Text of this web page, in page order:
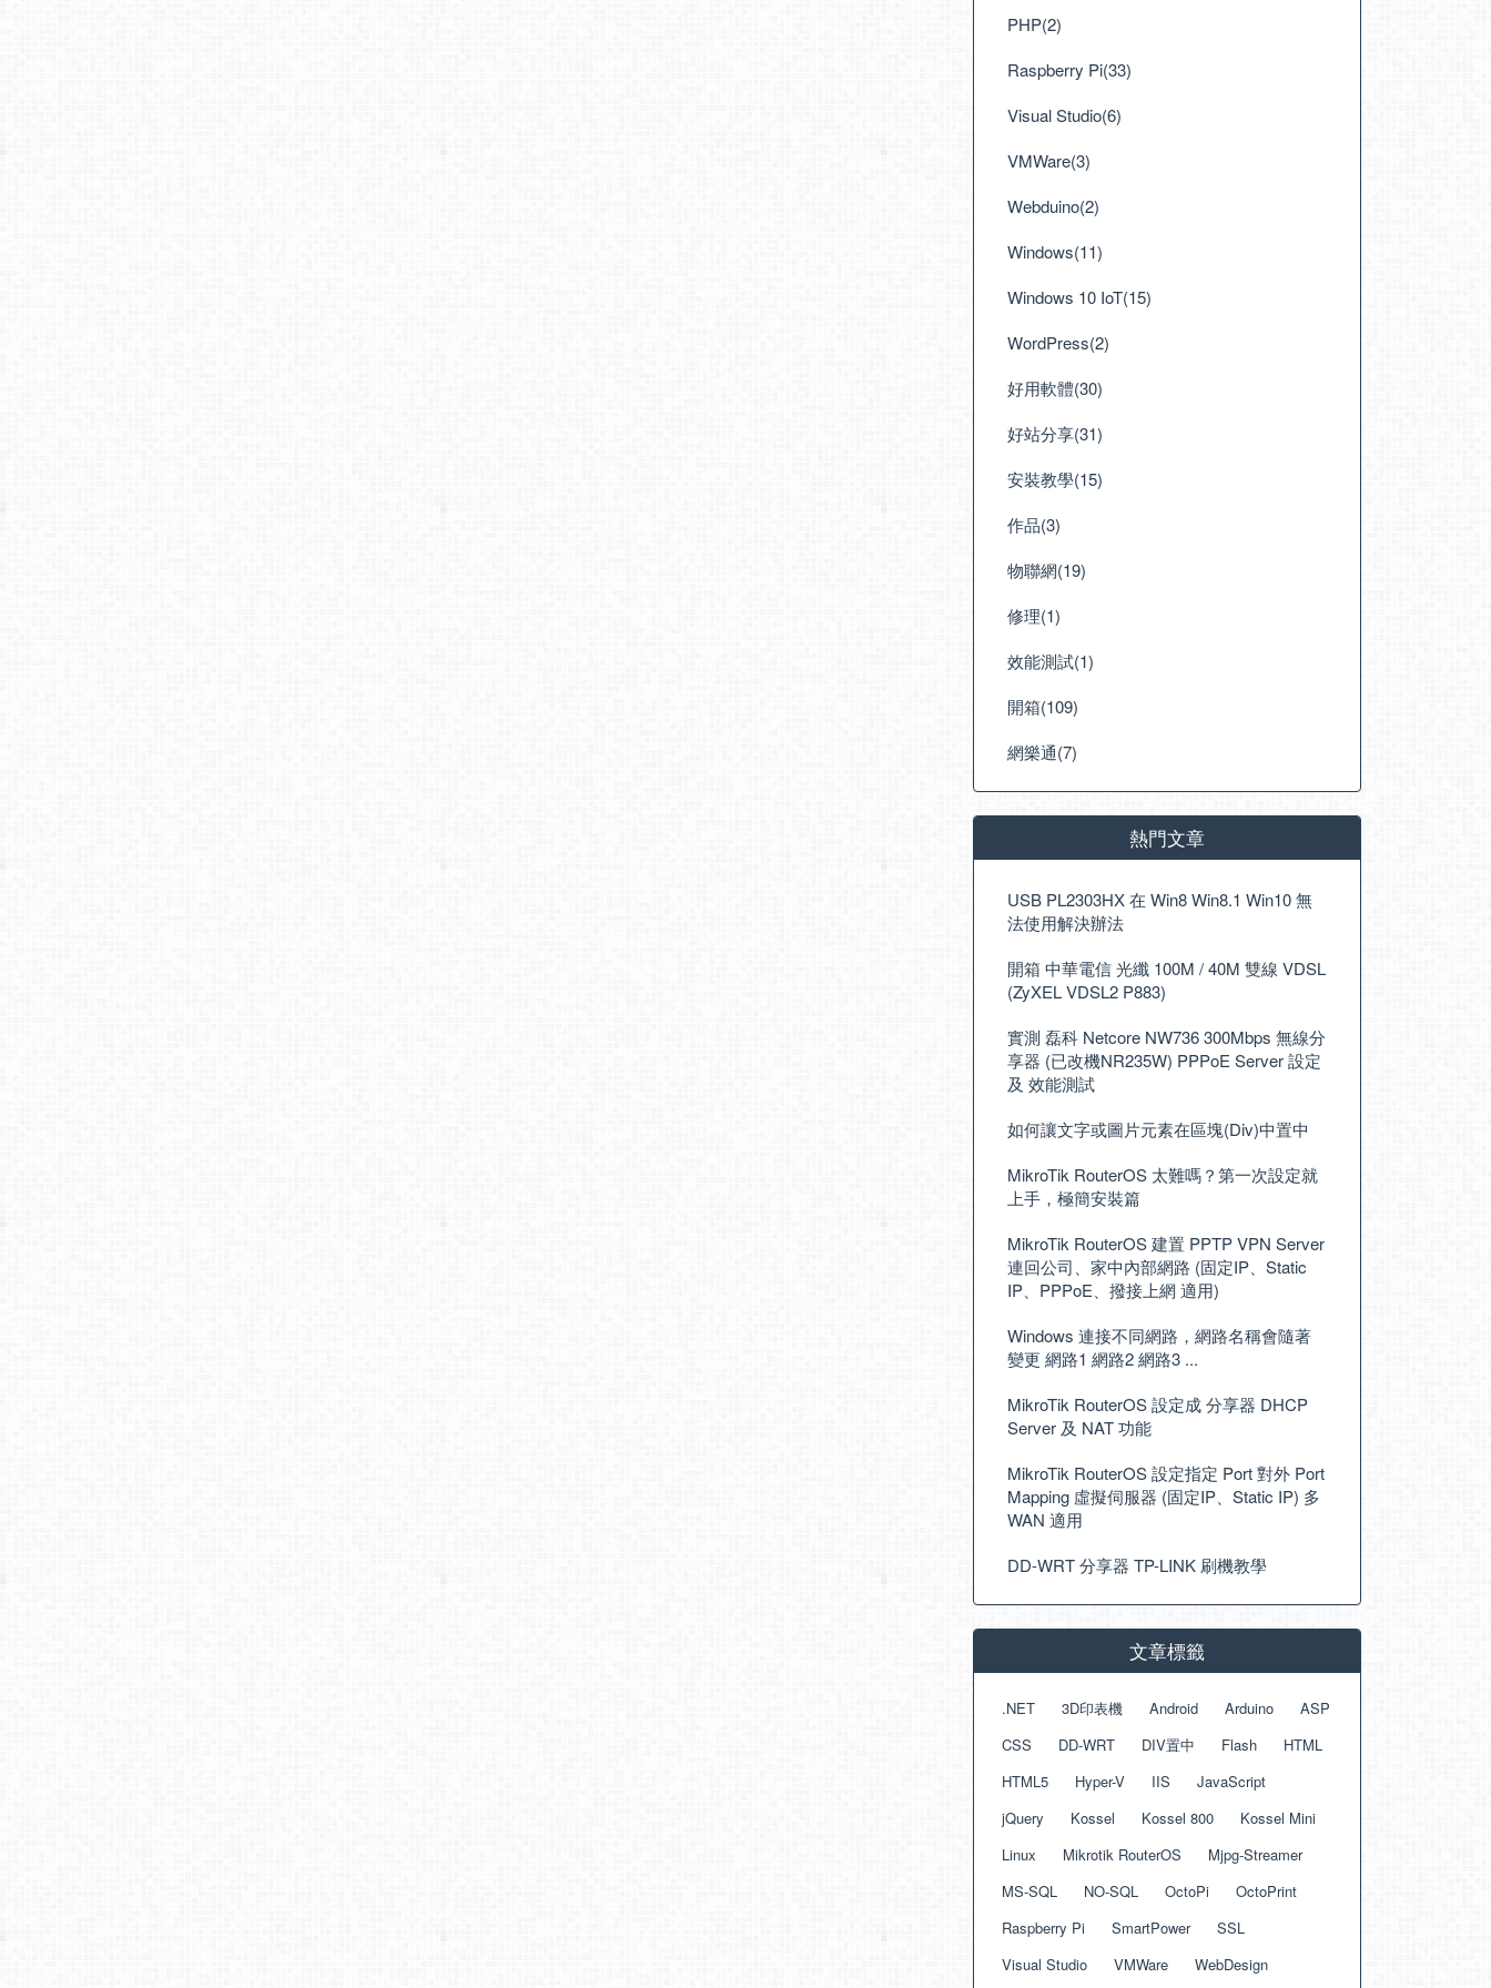
PHP(2)
Raspberry Pi(33)
Visual Studio(6)
VMWare(3)
Webduino(2)
Windows(11)
Windows 10 IoT(15)
WordPress(2)
好用軟體(30)
好站分享(31)
安裝教學(15)
作品(3)
物聯網(19)
修理(1)
效能測試(1)
開箱(109)
網樂通(7)
熱門文章
USB PL2303HX 在 Win8 Win8.1 Win10 無
法使用解決辦法
開箱 中華電信 光纖 100M / 40M 雙線 VDSL
(ZyXEL VDSL2 P883)
實測 磊科 Netcore NW736 300Mbps 無線分
享器 (已改機NR235W) PPPoE Server 設定
及 效能測試
如何讓文字或圖片元素在區塊(Div)中置中
MikroTik RouterOS 太難嗎？第一次設定就
上手，極簡安裝篇
MikroTik RouterOS 建置 PPTP VPN Server
連回公司、家中內部網路 (固定IP、Static
IP、PPPoE、撥接上網 適用)
Windows 連接不同網路，網路名稱會隨著
變更 網路1 網路2 網路3 ...
MikroTik RouterOS 設定成 分享器 DHCP
Server 及 NAT 功能
MikroTik RouterOS 設定指定 Port 對外 Port
Mapping 虛擬伺服器 (固定IP、Static IP) 多
WAN 適用
DD-WRT 分享器 TP-LINK 刷機教學
文章標籤
.NET 3D印表機 Android Arduino
ASP
CSS
DD-WRT DIV置中 Flash
HTML
HTML5
Hyper-V IIS
JavaScript
jQuery
Kossel Kossel 800
Kossel Mini
Linux
Mikrotik RouterOS
Mjpg-Streamer
MS-SQL
NO-SQL OctoPi
OctoPrint
Raspberry Pi
SmartPower
SSL
Visual Studio
VMWare WebDesign